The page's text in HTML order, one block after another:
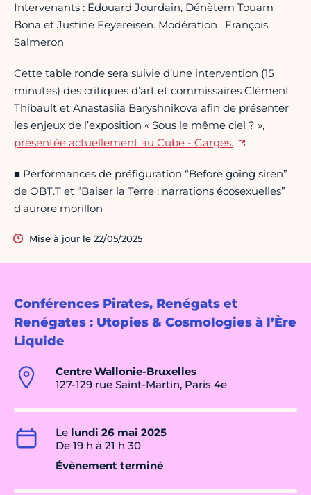
Conférences Pirates, Renégats et
Renégates : Utopies & Cosmologies à l’Ère
Liquide
Centre Wallonie-Bruxelles
127-129 rue Saint-Martin, Paris 4e
Le lundi 26 mai 2025
De 19 h à 21 h 30
Évènement terminé
Intervenants : Édouard Jourdain, Dénètem Touam
Bona et Justine Feyereisen. Modération : François
Salmeron
Cette table ronde sera suivie d’une intervention (15
minutes) des critiques d’art et commissaires Clément
Thibault et Anastasiia Baryshnikova afin de présenter
les enjeux de l’exposition « Sous le même ciel ? »,
présentée actuellement au Cube - Garges.
■ Performances de préfiguration “Before going siren”
de OBT.T et “Baiser la Terre : narrations écosexuelles”
d’aurore morillon
Mise à jour le 22/05/2025